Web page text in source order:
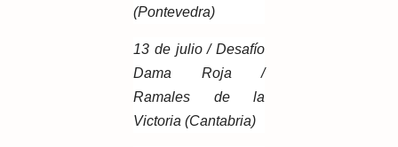
(Pontevedra)
13 de julio / Desafío
Dama Roja /
Ramales de la
Victoria (Cantabria)